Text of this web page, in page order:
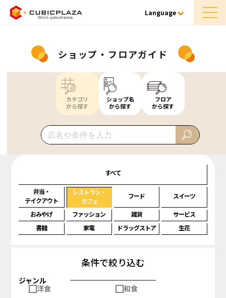
Language
ショップ・フロアガイド
カテゴリ
から探す
ショップ名
から探す
フロア
から探す
すべて
弁当・
テイクアウト
レストラン・
カフェ
フード スイーツ
おみやげ ファッション 雑貨
サービス
書籍
家電 ドラッグストア 生花
条件で絞り込む
ジャンル
洋食
和食